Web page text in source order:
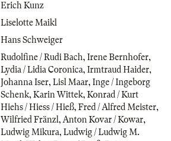
Erich Kunz
Liselotte Maikl
Hans Schweiger
Rudolfine / Rudi Bach,Irene Bernhofer,
Lydia / Lidia Coronica,Irmtraud Haider,
Johanna Iser,Lisl Maar,Inge / Ingeborg
Schenk,Karin Wittek,Konrad / Kurt
Hiehs / Hiess / Hieß,Fred / Alfred Meister,
Wilfried Fränzl,Anton Kovar / Kowar,
Ludwig Mikura,Ludwig / Ludwig M.